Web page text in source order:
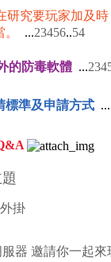
研究要玩家加及
...23456..54
的防毒軟體 ...234
標準及申請方式 ...
掛
器 邀請你一起來